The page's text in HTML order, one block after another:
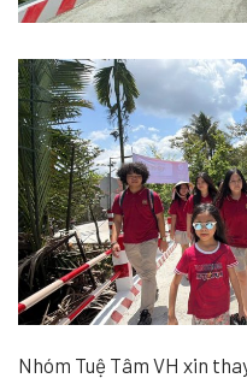
Nhóm Tuệ Tâm VH xin